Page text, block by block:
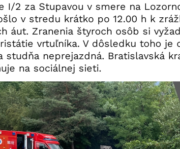
I/2 za Stupavou v smere na
v stredu krátko po 12.00 h k
áut. Zranenia štyroch osôb si
vrtuľníka. V dôsledku toho je
studňa neprejazdná. Bratislavská
na sociálnej sieti.